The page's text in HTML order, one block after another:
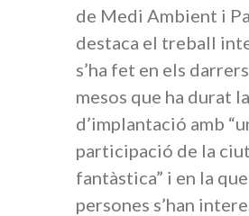
de Medi Ambient i
destaca el treball
s’ha fet en els
mesos que ha durat
d’implantació amb
participació de la
fantàstica” i en la
persones s’han